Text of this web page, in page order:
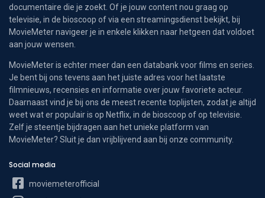
documentaire die je zoekt. Of je jouw content nou graag op
televisie, in de bioscoop of via een streamingsdienst bekijkt, bij
MovieMeter navigeer je in enkele klikken naar hetgeen dat voldoet
aan jouw wensen.
MovieMeter is echter meer dan een databank voor films en series.
Je bent bij ons tevens aan het juiste adres voor het laatste
filmnieuws, recensies en informatie over jouw favoriete acteur.
Daarnaast vind je bij ons de meest recente toplijsten, zodat je altijd
weet wat er populair is op Netflix, in de bioscoop of op televisie.
Zelf je steentje bijdragen aan het unieke platform van
MovieMeter? Sluit je dan vrijblijvend aan bij onze community.
Social media
moviemeterofficial